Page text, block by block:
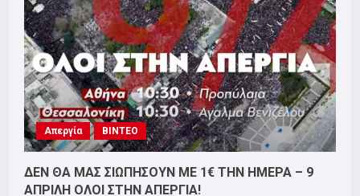
Απεργία ΒΙΝΤΕΟ
ΔΕΝ ΘΑ ΜΑΣ ΣΙΩΠΗΣΟΥΝ ΜΕ 1€ ΤΗΝ ΗΜΕΡΑ – 9
ΑΠΡΙΛΗ ΟΛΟΙ ΣΤΗΝ ΑΠΕΡΓΙΑ!